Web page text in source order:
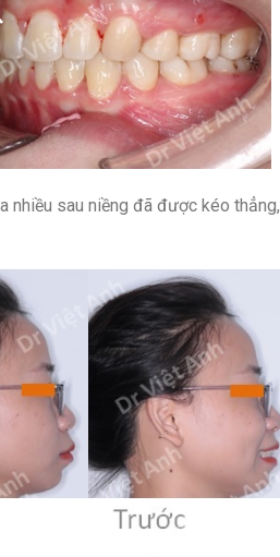
nhiều sau niềng đã được kéo thẳng,